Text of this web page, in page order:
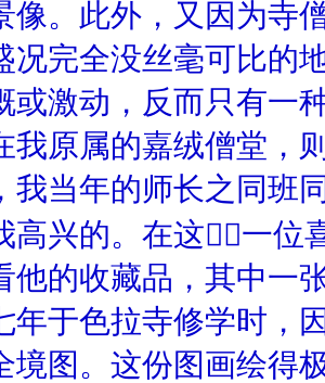
像。此外，又因为寺
况完全没丝毫可比的
或激动，反而只有一
我原属的嘉绒僧堂，
我当年的师长之同班
高兴的。在这，一位
他的收藏品，其中一
年于色拉寺修学时，
境图。这份图画绘得